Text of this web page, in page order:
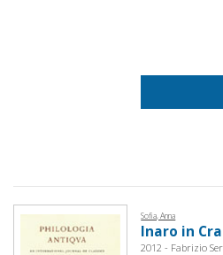
Sofia, Anna
Inaro in
2012 - Fabrizio